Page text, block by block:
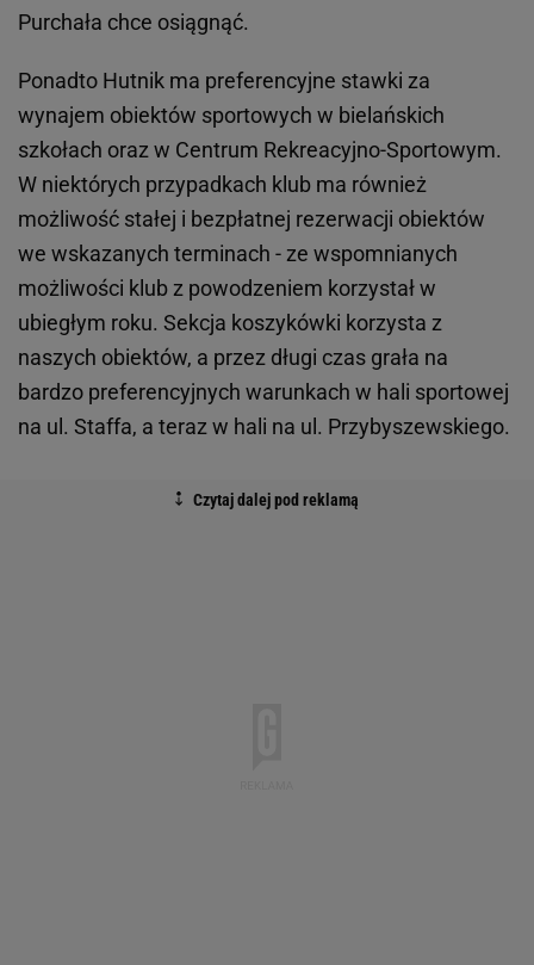
Purchała chce osiągnąć.
Ponadto Hutnik ma preferencyjne stawki za
wynajem obiektów sportowych w bielańskich
szkołach oraz w Centrum Rekreacyjno-Sportowym.
W niektórych przypadkach klub ma również
możliwość stałej i bezpłatnej rezerwacji obiektów
we wskazanych terminach - ze wspomnianych
możliwości klub z powodzeniem korzystał w
ubiegłym roku. Sekcja koszykówki korzysta z
naszych obiektów, a przez długi czas grała na
bardzo preferencyjnych warunkach w hali sportowej
na ul. Staffa, a teraz w hali na ul. Przybyszewskiego.